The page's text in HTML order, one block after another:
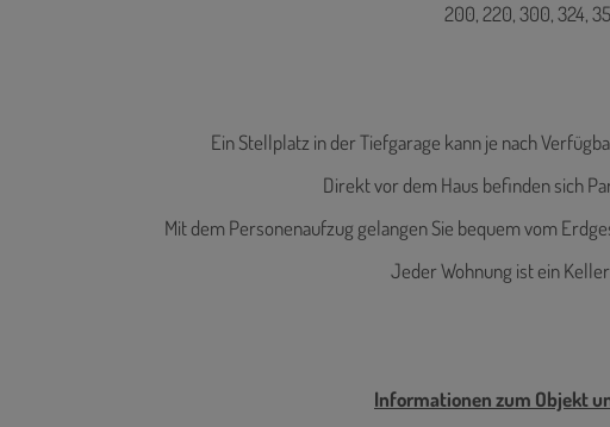
200, 220, 300, 324,
Ein Stellplatz in der Tiefgarage kann je nach
Direkt vor dem Haus befinden sich
Mit dem Personenaufzug gelangen Sie bequem vom
Jeder Wohnung ist ein
Informationen zum Objekt